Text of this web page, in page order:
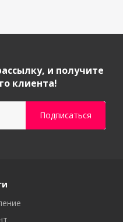
и получите
клиента!